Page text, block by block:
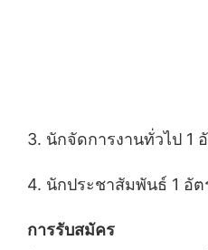
3. นักจัดการงานทั่วไป 1
4. นักประชาสัมพันธ์ 1 อั
การรับสมัคร